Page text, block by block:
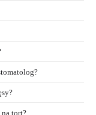
tort?